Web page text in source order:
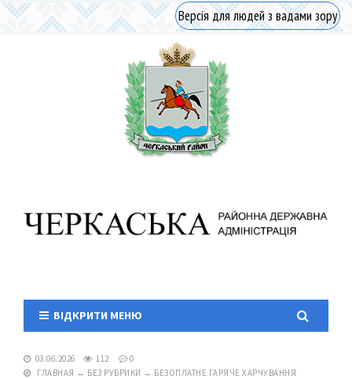
Версія для людей з вадами зору
ВІДКРИТИ МЕНЮ
03.06.2026 112
0
ГЛАВНАЯ → БЕЗ РУБРИКИ → БЕЗОПЛАТНЕ ГАРЯЧЕ ХАРЧУВАННЯ